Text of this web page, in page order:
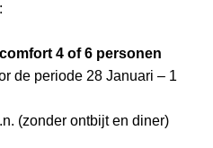
comfort 4 of 6 personen
de periode 28 Januari – 1
(zonder ontbijt en diner)